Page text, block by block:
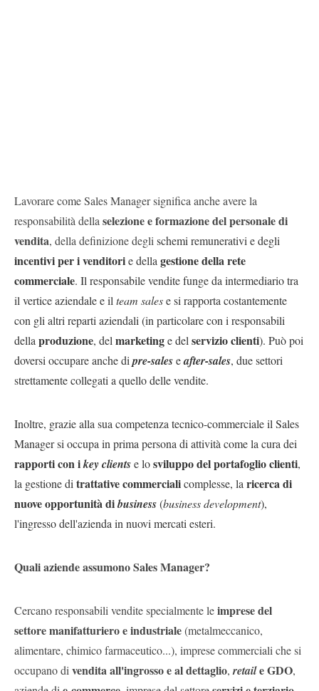
Lavorare come Sales Manager significa anche avere la
responsabilità della selezione e formazione del personale di
vendita, della definizione degli schemi remunerativi e degli
incentivi per i venditorie della gestione della rete
commerciale. Il responsabile vendite funge da intermediario tra
il vertice aziendale e il team salese si rapporta costantemente
con gli altri reparti aziendali (in particolare con i responsabili
della produzione, del marketinge del servizio clienti). Può poi
doversi occupare anche di pre-saleseafter-sales, due settori
strettamente collegati a quello delle vendite.
Inoltre, grazie alla sua competenza tecnico-commerciale il Sales
Manager si occupa in prima persona di attività come la cura dei
rapporti con ikey clientse losviluppo del portafoglio clienti,
la gestione di trattative commercialicomplesse, la ricerca di
nuove opportunità dibusiness(business development),
l'ingresso dell'azienda in nuovi mercati esteri.
Quali aziende assumono Sales Manager?
Cercano responsabili vendite specialmente leimprese del
settore manifatturiero e industriale(metalmeccanico,
alimentare, chimico farmaceutico...), imprese commerciali che si
occupano di vendita all'ingrosso e al dettaglio, retaile GDO,